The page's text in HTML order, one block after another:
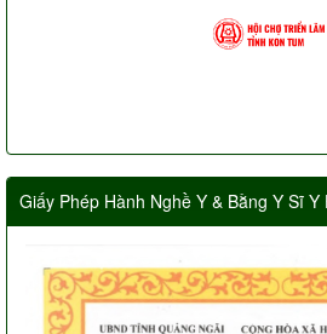
Giấy Phép Hành Nghề Y & Bằng Y Sĩ Y